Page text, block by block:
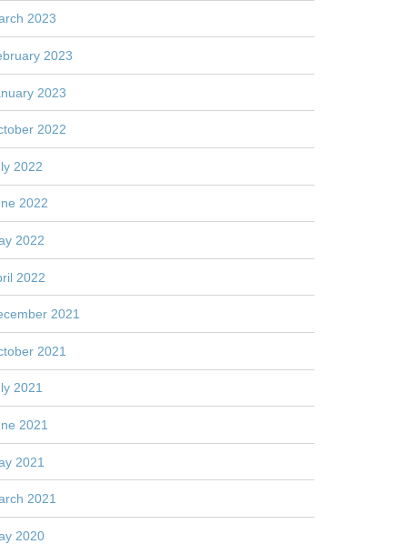
2023
2023
2023
2022
2022
2022
2022
2022
2021
2021
2021
2021
2021
2021
2020